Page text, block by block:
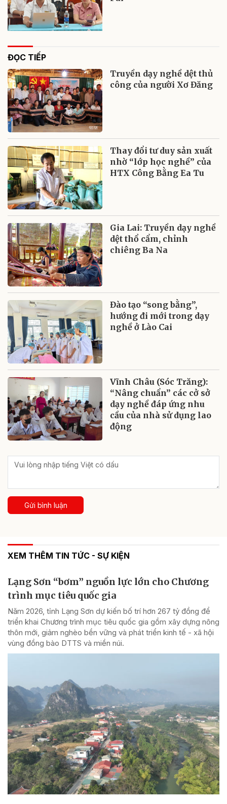
ĐỌC TIẾP
Truyền dạy nghề dệt thủ
công của người Xơ Đăng
Thay đổi tư duy sản xuất
nhờ “lớp học nghề” của
HTX Công Bằng Ea Tu
Gia Lai: Truyền dạy nghề
dệt thổ cẩm, chỉnh
chiêng Ba Na
Đào tạo “song bằng”,
hướng đi mới trong dạy
nghề ở Lào Cai
Vĩnh Châu (Sóc Trăng):
“Nâng chuẩn” các cở sở
dạy nghề đáp ứng nhu
cầu của nhà sử dụng lao
động
Gửi bình luận
XEM THÊM TIN TỨC - SỰ KIỆN
Lạng Sơn “bơm” nguồn lực lớn cho Chương
trình mục tiêu quốc gia
Năm 2026, tỉnh Lạng Sơn dự kiến bố trí hơn 267 tỷ đồng để
triển khai Chương trình mục tiêu quốc gia gồm xây dựng nông
thôn mới, giảm nghèo bền vững và phát triển kinh tế - xã hội
vùng đồng bào DTTS và miền núi.